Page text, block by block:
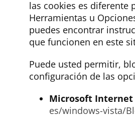
las cookies es diferente
Herramientas u
puedes encontrar
que funcionen en este
Puede usted permitir,
configuración de las
Microsoft Internet
es/windows-vista/